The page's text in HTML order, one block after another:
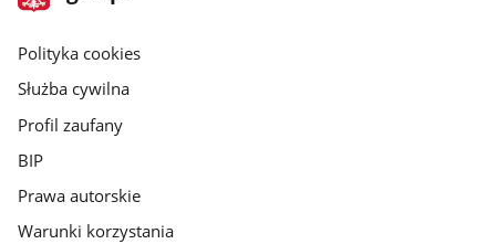
gov.pl
Polityka cookies
Służba cywilna
Profil zaufany
BIP
Prawa autorskie
Warunki korzystania